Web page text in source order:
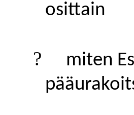
osittain
?
miten